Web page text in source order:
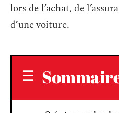
lors de l’achat, de
d’une voiture.